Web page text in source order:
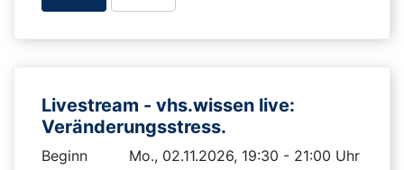
Livestream - vhs.wissen live:
Veränderungsstress.
Beginn
Mo., 02.11.2026, 19:30 - 21:00 Uhr